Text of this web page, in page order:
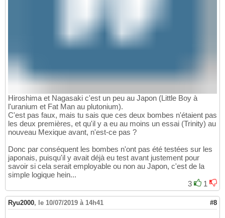
Hiroshima et Nagasaki c'est un peu au Japon (Little Boy à
l'uranium et Fat Man au plutonium).
C'est pas faux, mais tu sais que ces deux bombes n'étaient pas
les deux premières, et qu'il y a eu au moins un essai (Trinity) au
nouveau Mexique avant, n'est-ce pas ?
Donc par conséquent les bombes n'ont pas été testées sur les
japonais, puisqu'il y avait déjà eu test avant justement pour
savoir si cela serait employable ou non au Japon, c'est de la
simple logique hein...
3
1
Ryu2000, le 10/07/2019 à 14h41 #8